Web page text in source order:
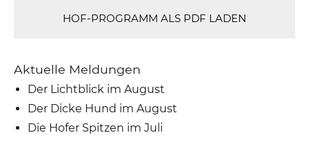
HOF-PROGRAMM ALS PDF LADEN
Aktuelle Meldungen
Der Lichtblick im August
Der Dicke Hund im August
Die Hofer Spitzen im Juli